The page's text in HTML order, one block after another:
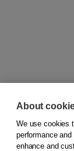
© 2026
About
We use cookies
performance
enhance and